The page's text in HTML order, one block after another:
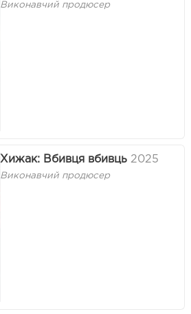
Виконавчий продюсер
Хижак: Вбивця вбивць 2025
Виконавчий продюсер